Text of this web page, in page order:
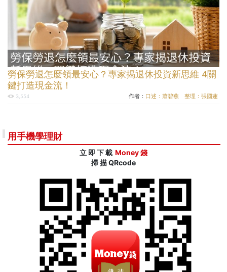
勞保勞退怎麼領最安心？專家揭退休投資新思維 4關
鍵打造現金流！
3,554 作者： 口述：蕭碧燕 整理：張國蓮
用手機學理財
立 即 下 載 Money 錢
掃 描 QRcode